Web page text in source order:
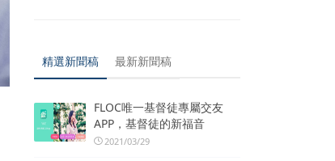
精選新聞稿 最新新聞稿
FLOC唯一基督徒專屬交友
APP，基督徒的新福音
2021/03/29